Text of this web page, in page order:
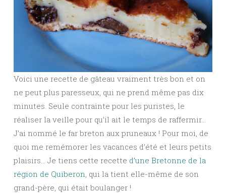
Voici une recette de gâteau vraiment très bon et on
ne peut plus paresseux, qui ne prend même pas dix
minutes. Seule contrainte pour les puristes, le
réaliser la veille pour qu’il ait le temps de raffermir…
J’ai nommé le far breton aux pruneaux ! Pour moi, de
quoi me remémorer les vacances d’été et leurs petits
plaisirs… Je tiens cette recette d’une Bretonne de la
région de Quiberon , qui la tient elle-même de son
grand-père, qui était boulanger !